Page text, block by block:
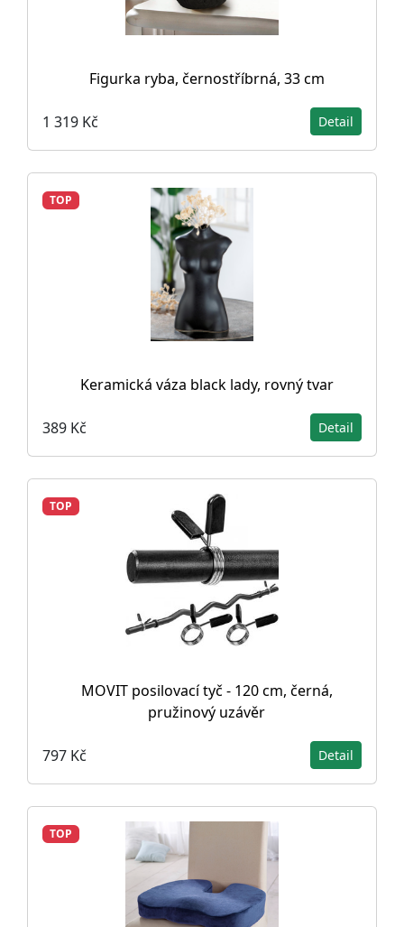
Figurka ryba, černostříbrná, 33 cm
1 319 Kč Detail
TOP
Keramická váza black lady, rovný tvar
389 Kč Detail
TOP
MOVIT posilovací tyč - 120 cm, černá,
pružinový uzávěr
797 Kč Detail
TOP